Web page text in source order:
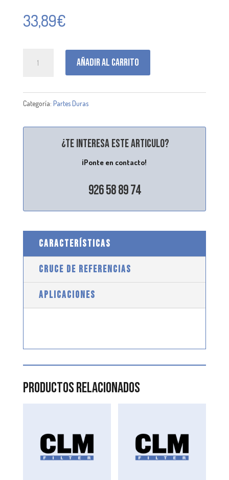
33,89€
Añadir al carrito
Categoría: Partes Duras
¿Te interesa este articulo?
¡Ponte en contacto!
926 58 89 74
CARACTERÍSTICAS
CRUCE DE REFERENCIAS
APLICACIONES
Productos relacionados